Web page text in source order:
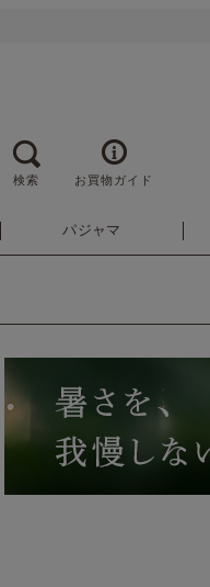
検索 お買物ガイド
パジャマ